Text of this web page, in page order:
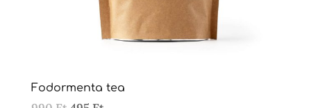
Fodormenta tea